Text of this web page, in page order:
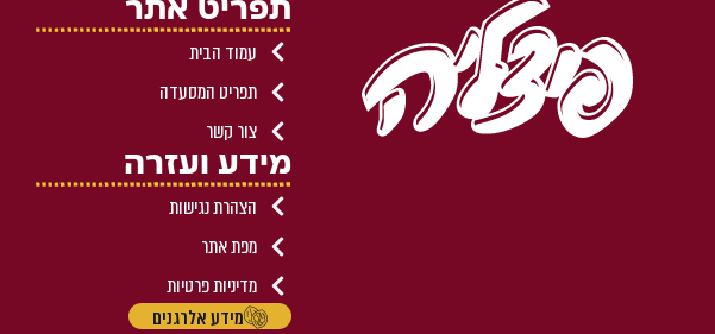
תפריט אתר
עמוד הבית
תפריט המסעדה
צור קשר
מידע ועזרה
הצהרת נגישות
מפת אתר
מדיניות פרטיות
מידע אלרגנים